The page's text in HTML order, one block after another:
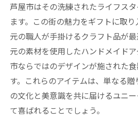
芦屋市のアートを取り入
クラフトショップでのギ
ト
個性的なデザインが魅力
大切な人に贈る芦屋市の特別
贈る相手に合ったギフト
心に響く芦屋市の特別な贈
芦屋市はその洗練されたライフス
ます。この街の魅力をギフトに取
元の職人が手掛けるクラフト品が
元の素材を使用したハンドメイド
市ならではのデザインが施された
す。これらのアイテムは、単なる
の文化と美意識を共に届けるユニ
て喜ばれることでしょう。